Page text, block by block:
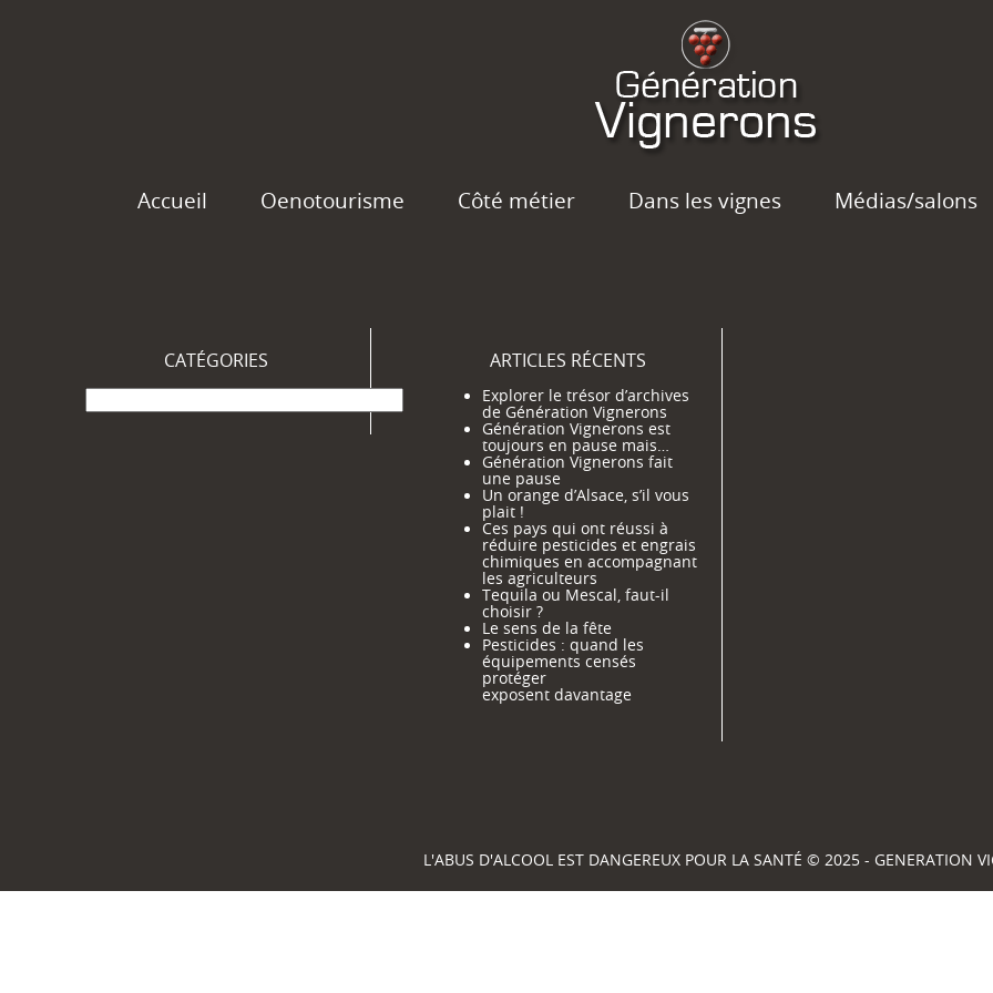
Accueil Oenotourisme Côté métier Dans les vignes Médias/salons
CATÉGORIES
Catégories
ARTICLES RÉCENTS
Explorer le trésor d’archives
de Génération Vignerons
Génération Vignerons est
toujours en pause mais…
Génération Vignerons fait
une pause
Un orange d’Alsace, s’il vous
plait !
Ces pays qui ont réussi à
réduire pesticides et engrais
chimiques en accompagnant
les agriculteurs
Tequila ou Mescal, faut-il
choisir ?
Le sens de la fête
Pesticides : quand les
équipements censés
protéger
exposent davantage
L'ABUS D'ALCOOL EST DANGEREUX POUR LA SANTÉ © 2025 - GENERATION